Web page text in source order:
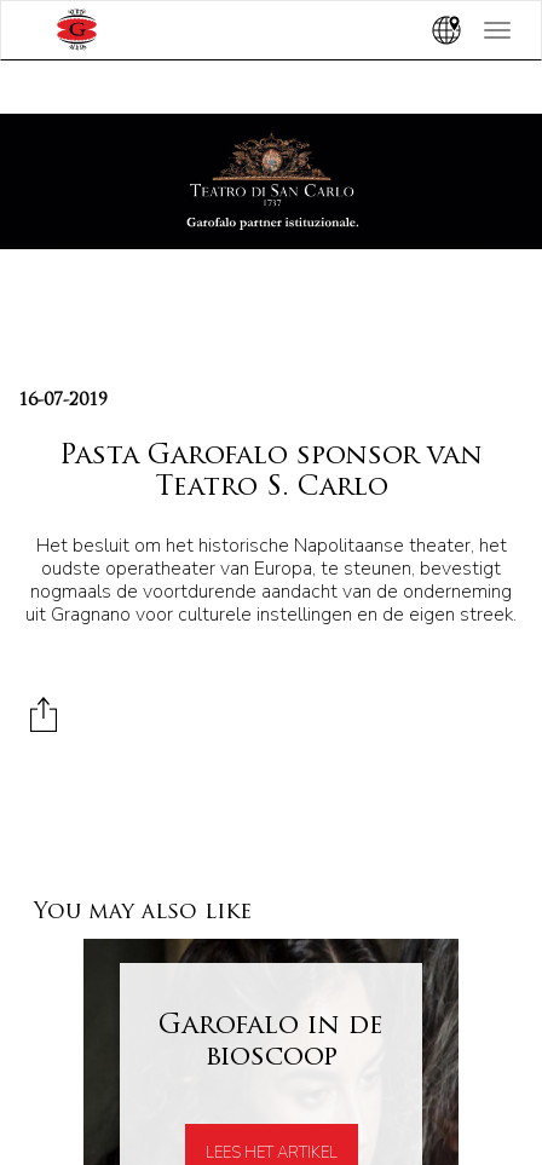
Toggle
16-07-2019
Pasta Garofalo sponsor van
Teatro S. Carlo
Het besluit om het historische Napolitaanse theater, het
oudste operatheater van Europa, te steunen, bevestigt
nogmaals de voortdurende aandacht van de onderneming
uit Gragnano voor culturele instellingen en de eigen streek.
You may also like
Garofalo in de
bioscoop
LEES HET ARTIKEL